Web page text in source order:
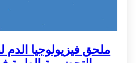
ملحق فيزيولوجيا الدم